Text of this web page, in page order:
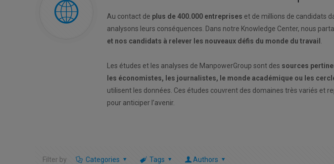
Au contact de plus de 400.000 entreprises et de millions de candidats
analysons leurs conséquences. Dans notre Knowledge Center, nous
et nos candidats à relever les nouveaux défis du monde du travail
Les études et les analyses de ManpowerGroup sont des sources
les économistes, les journalistes, le monde académique ou les
utilisent les données. Ces études couvrent des domaines très variés et
pour anticiper l’avenir.
Filter by Categories Tags Authors